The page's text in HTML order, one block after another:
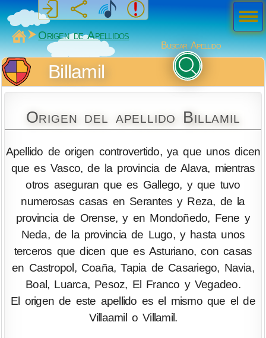
MiSabueso
Origen de Apellidos
Buscar Apellido
Billamil
Origen del apellido Billamil
Apellido de origen controvertido, ya que unos dicen
que es Vasco, de la provincia de Alava, mientras
otros aseguran que es Gallego, y que tuvo
numerosas casas en Serantes y Reza, de la
provincia de Orense, y en Mondoñedo, Fene y
Neda, de la provincia de Lugo, y hasta unos
terceros que dicen que es Asturiano, con casas
en Castropol, Coaña, Tapia de Casariego, Navia,
Boal, Luarca, Pesoz, El Franco y Vegadeo.
El origen de este apellido es el mismo que el de
Villaamil o Villamil.
Men
ú